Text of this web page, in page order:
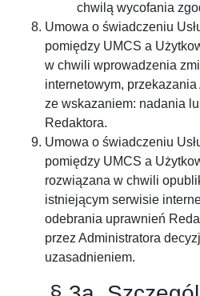
chwilą wycofania
Umowa o świadczeniu
pomiędzy UMCS a
w chwili wprowadzenia
internetowym,
ze wskazaniem: nadania
Redaktora.
Umowa o świadczeniu
pomiędzy UMCS a
rozwiązana w chwili
istniejącym serwisie
odebrania uprawnień
przez Administratora
uzasadnieniem.